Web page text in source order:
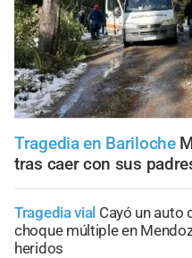
Tragedia en Bariloche
tras caer con sus
Tragedia vial Cayó un auto
choque múltiple en
heridos